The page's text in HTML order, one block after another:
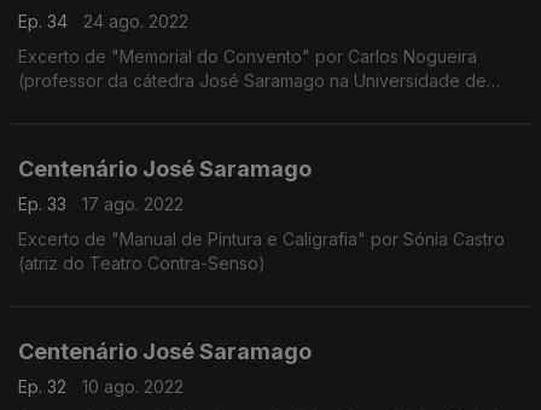
Ep. 34
24 ago. 2022
Excerto de "Memorial do Convento" por Carlos Nogueira
(professor da cátedra José Saramago na Universidade de
Centenário José Saramago
Ep. 33
17 ago. 2022
Excerto de "Manual de Pintura e Caligrafia" por Sónia Castro
(atriz do Teatro Contra-Senso)
Centenário José Saramago
Ep. 32
10 ago. 2022